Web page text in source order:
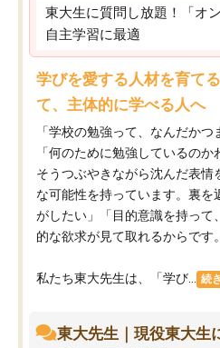
東大生に質問し放題！「オ
自主学習に最適
学びを愛する人材を育て
て、主体的に学べる人へ
「学校の勉強って、なんだかつ
「何のために勉強しているのか
そうつぶやきながら沈んだ表情
な可能性を持っています。裏を
がしたい」「目的意識を持って
的な欲求が見て取れるからです。
私たち東大先生は、「学び... 続
東大先生｜現役東大生